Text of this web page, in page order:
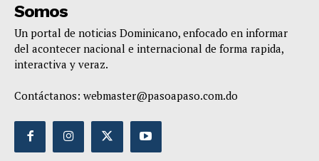
Somos
Un portal de noticias Dominicano, enfocado en informar
del acontecer nacional e internacional de forma rapida,
interactiva y veraz.
Contáctanos: webmaster@pasoapaso.com.do